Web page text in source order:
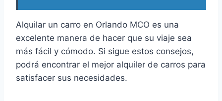
Alquilar un carro en Orlando MCO es una
excelente manera de hacer que su viaje sea
más fácil y cómodo. Si sigue estos consejos,
podrá encontrar el mejor alquiler de carros para
satisfacer sus necesidades.